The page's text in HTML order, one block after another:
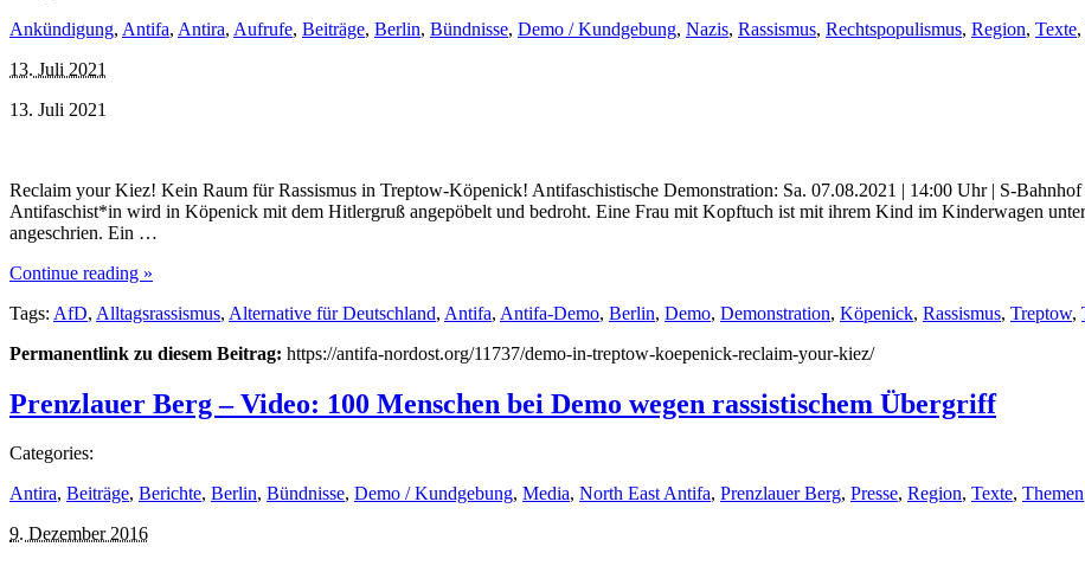
Ankündigung, Antifa, Antira, Aufrufe, Beiträge, Berlin, Bündnisse, Demo / Kundgebung, Nazis, Rassismus, Rechtspopulismus, Region, Texte,
13. Juli 2021
13. Juli 2021
Reclaim your Kiez! Kein Raum für Rassismus in Treptow-Köpenick! Antifaschistische Demonstration: Sa. 07.08.2021 | 14:00 Uhr | S-
Antifaschist*in wird in Köpenick mit dem Hitlergruß angepöbelt und bedroht. Eine Frau mit Kopftuch ist mit ihrem Kind im Kinderwagen
angeschrien. Ein …
Continue reading »
Tags: AfD, Alltagsrassismus, Alternative für Deutschland, Antifa, Antifa-Demo, Berlin, Demo, Demonstration, Köpenick, Rassismus, Treptow,
Permanentlink zu diesem Beitrag: https://antifa-nordost.org/11737/demo-in-treptow-koepenick-reclaim-your-kiez/
Prenzlauer Berg – Video: 100 Menschen bei Demo wegen rassistischem Übergriff
Categories:
Antira, Beiträge, Berichte, Berlin, Bündnisse, Demo / Kundgebung, Media, North East Antifa, Prenzlauer Berg, Presse, Region, Texte, Themen
9. Dezember 2016